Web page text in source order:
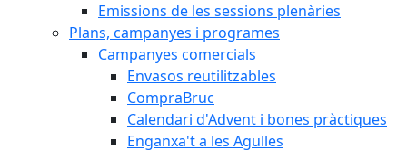
Emissions de les sessions plenàries
Plans, campanyes i programes
Campanyes comercials
Envasos reutilitzables
CompraBruc
Calendari d'Advent i bones pràctiques
Enganxa't a les Agulles